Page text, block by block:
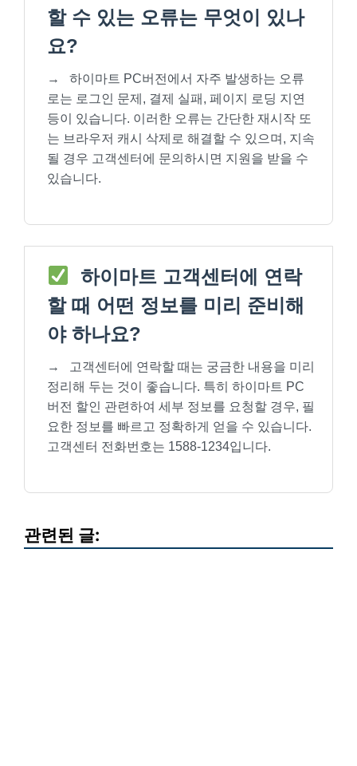
할 수 있는 오류는 무엇이 있나
요?
→
하이마트 PC버전에서 자주 발생하는 오류
로는 로그인 문제, 결제 실패, 페이지 로딩 지연
등이 있습니다. 이러한 오류는 간단한 재시작 또
는 브라우저 캐시 삭제로 해결할 수 있으며, 지속
될 경우 고객센터에 문의하시면 지원을 받을 수
있습니다.
하이마트 고객센터에 연락
할 때 어떤 정보를 미리 준비해
야 하나요?
→
고객센터에 연락할 때는 궁금한 내용을 미리
정리해 두는 것이 좋습니다. 특히 하이마트 PC
버전 할인 관련하여 세부 정보를 요청할 경우, 필
요한 정보를 빠르고 정확하게 얻을 수 있습니다.
고객센터 전화번호는 1588-1234입니다.
관련된 글: